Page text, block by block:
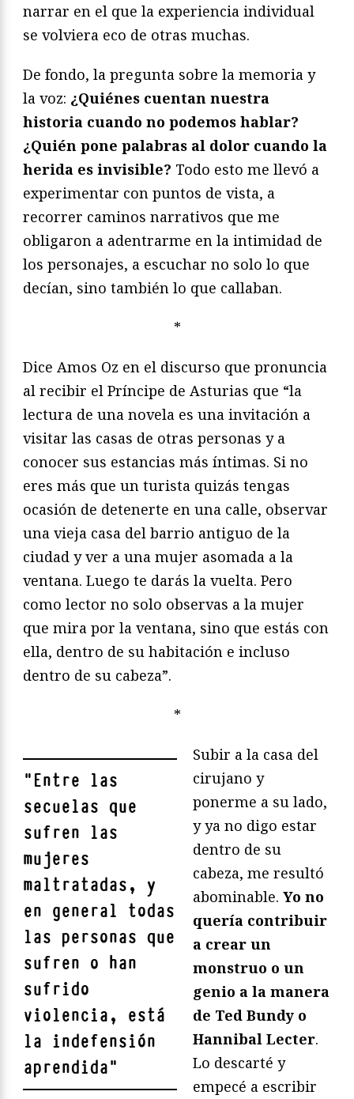
narrar en el que la experiencia individual
se volviera eco de otras muchas.
De fondo, la pregunta sobre la memoria y
la voz: ¿Quiénes cuentan nuestra
historia cuando no podemos hablar?
¿Quién pone palabras al dolor cuando la
herida es invisible? Todo esto me llevó a
experimentar con puntos de vista, a
recorrer caminos narrativos que me
obligaron a adentrarme en la intimidad de
los personajes, a escuchar no solo lo que
decían, sino también lo que callaban.
*
Dice Amos Oz en el discurso que pronuncia
al recibir el Príncipe de Asturias que “la
lectura de una novela es una invitación a
visitar las casas de otras personas y a
conocer sus estancias más íntimas. Si no
eres más que un turista quizás tengas
ocasión de detenerte en una calle, observar
una vieja casa del barrio antiguo de la
ciudad y ver a una mujer asomada a la
ventana. Luego te darás la vuelta. Pero
como lector no solo observas a la mujer
que mira por la ventana, sino que estás con
ella, dentro de su habitación e incluso
dentro de su cabeza”.
*
"Entre las
secuelas que
sufren las
mujeres
maltratadas, y
en general todas
las personas que
sufren o han
sufrido
violencia, está
la indefensión
aprendida"
Subir a la casa del
cirujano y
ponerme a su lado,
y ya no digo estar
dentro de su
cabeza, me resultó
abominable. Yo no
quería contribuir
a crear un
monstruo o un
genio a la manera
de Ted Bundy o
Hannibal Lecter.
Lo descarté y
empecé a escribir